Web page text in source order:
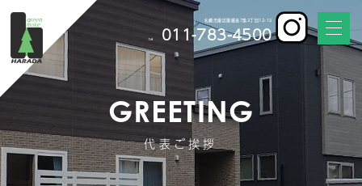
札幌市東区東雁来7条2丁目12-12
tel 011-783-4500
GREETING
代表ご挨拶